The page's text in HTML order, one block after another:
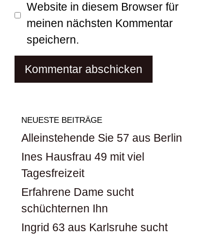
Website in diesem Browser für
meinen nächsten Kommentar
speichern.
NEUESTE BEITRÄGE
Alleinstehende Sie 57 aus Berlin
Ines Hausfrau 49 mit viel
Tagesfreizeit
Erfahrene Dame sucht
schüchternen Ihn
Ingrid 63 aus Karlsruhe sucht